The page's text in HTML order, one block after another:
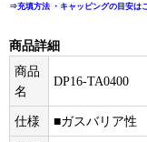
⇒充填方法 ・キャッピングの目安は
商品詳細
商品
名
DP16-TA0400
仕様 ■ガスバリア性